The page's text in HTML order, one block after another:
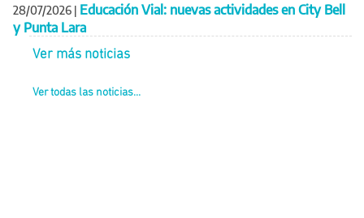
28/07/2026 | Educación Vial: nuevas actividades en City Bell
y Punta Lara
Ver más noticias
Ver todas las noticias...